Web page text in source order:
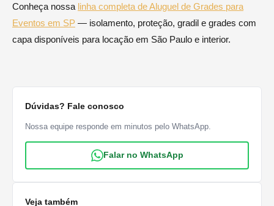
Conheça nossa linha completa de Aluguel de Grades para
Eventos em SP — isolamento, proteção, gradil e grades com
capa disponíveis para locação em São Paulo e interior.
Dúvidas? Fale conosco
Nossa equipe responde em minutos pelo WhatsApp.
Falar no WhatsApp
Veja também